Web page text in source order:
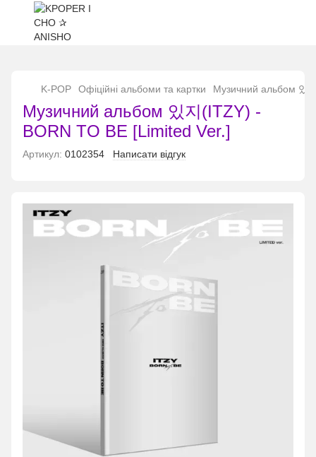
K-POP Офіційні альбоми та картки Музичний альбом 있
Музичний альбом 있지(ITZY) -
BORN TO BE [Limited Ver.]
Артикул: 0102354 Написати відгук